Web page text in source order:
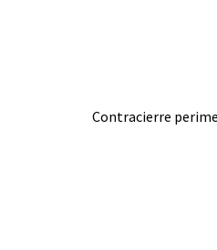
Contracierre